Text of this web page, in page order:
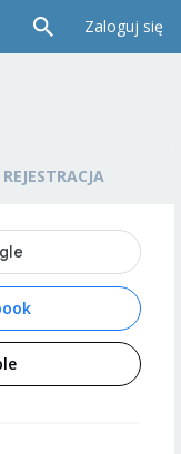
Zaloguj się
REJESTRACJA